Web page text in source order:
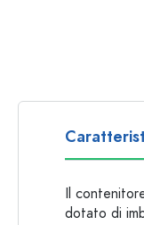
Il
dotato di